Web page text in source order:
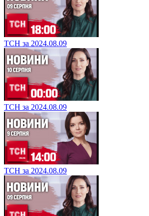
ТСН за 2024.08.09
ТСН за 2024.08.09
ТСН за 2024.08.09